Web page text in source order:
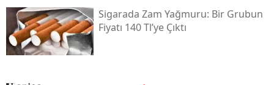
Sigarada Zam Yağmuru: Bir Grubun
Fiyatı 140 Tl’ye Çıktı